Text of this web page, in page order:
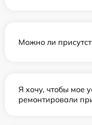
Можно ли
Я хочу, чтобы мое
ремонтировали